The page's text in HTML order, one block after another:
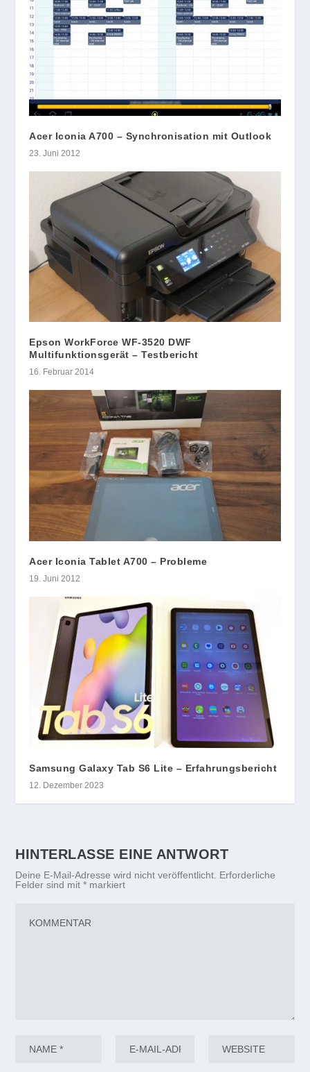
Acer Iconia A700 – Synchronisation mit Outlook
23. Juni 2012
Epson WorkForce WF-3520 DWF
Multifunktionsgerät – Testbericht
16. Februar 2014
Acer Iconia Tablet A700 – Probleme
19. Juni 2012
Samsung Galaxy Tab S6 Lite – Erfahrungsbericht
12. Dezember 2023
HINTERLASSE EINE ANTWORT
Deine E-Mail-Adresse wird nicht veröffentlicht. Erforderliche
Felder sind mit* markiert